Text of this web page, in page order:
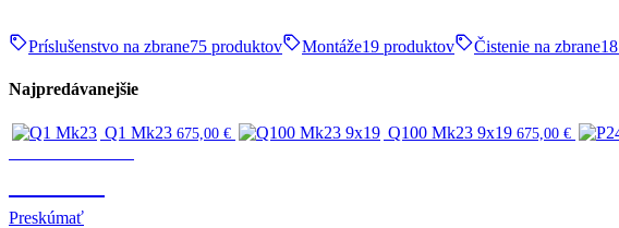
Príslušenstvo na zbrane75 produktov Montáže19 produktov Čistenie na zbrane
Najpredávanejšie
Q1 Mk23 675,00 € Q100 Mk23 9x19 675,00 €
Preskúmať